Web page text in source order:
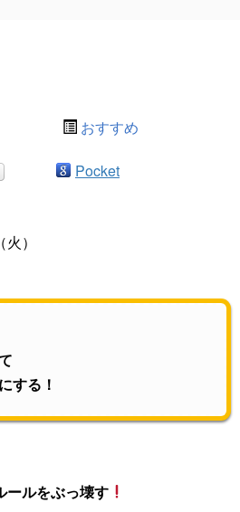
おすすめ
Pocket
）
する！
ールをぶっ壊す